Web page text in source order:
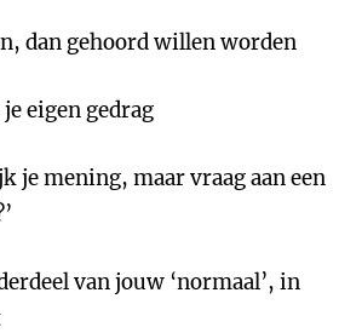
dan gehoord willen worden
eigen gedrag
je mening, maar vraag aan een
van jouw ‘normaal’, in